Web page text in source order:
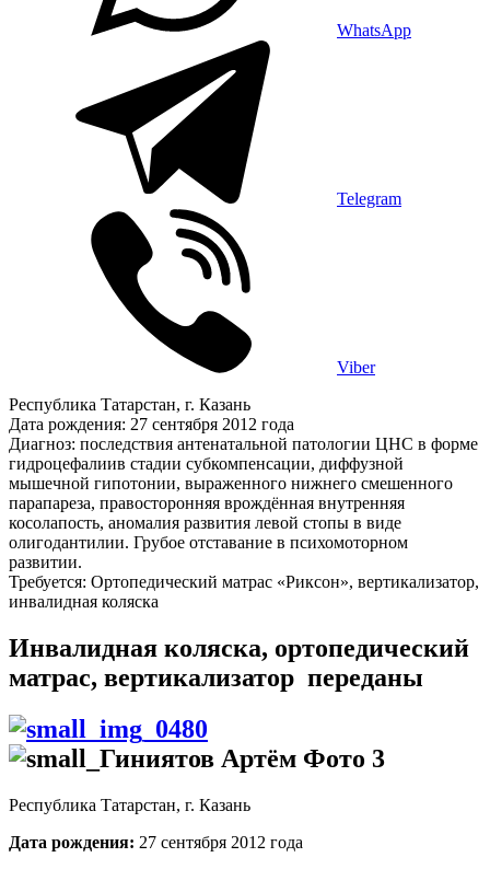
WhatsApp
Telegram
Viber
Республика Татарстан, г. Казань
Дата рождения: 27 сентября 2012 года
Диагноз: последствия антенатальной патологии ЦНС в форме
гидроцефалиив стадии субкомпенсации, диффузной
мышечной гипотонии, выраженного нижнего смешенного
парапареза, правосторонняя врождённая внутренняя
косолапость, аномалия развития левой стопы в виде
олигодантилии. Грубое отставание в психомоторном
развитии.
Требуется: Ортопедический матрас «Риксон», вертикализатор,
инвалидная коляска
Инвалидная коляска, ортопедический
матрас, вертикализатор переданы
Республика Татарстан, г. Казань
Дата рождения: 27 сентября 2012 года